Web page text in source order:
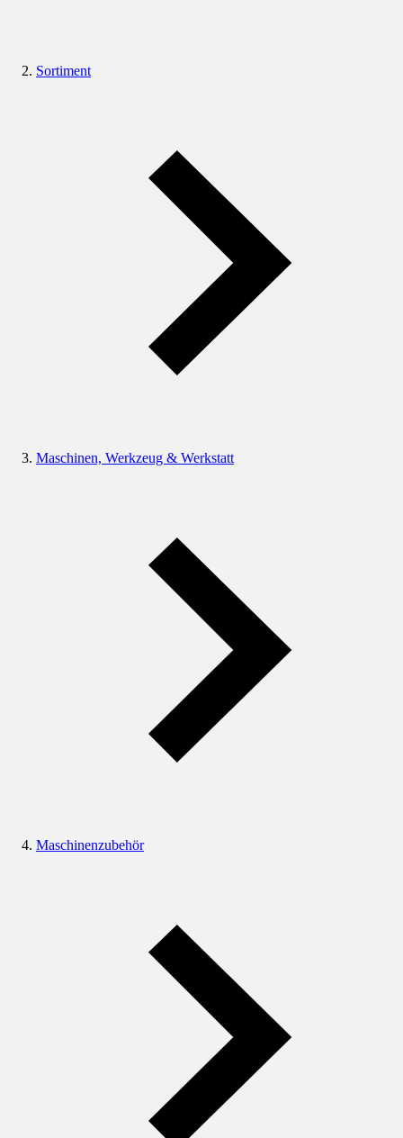
Sortiment
Maschinen, Werkzeug & Werkstatt
Maschinenzubehör